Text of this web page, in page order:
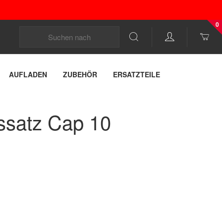
0
AUFLADEN ZUBEHÖR ERSATZTEILE
Cap 10